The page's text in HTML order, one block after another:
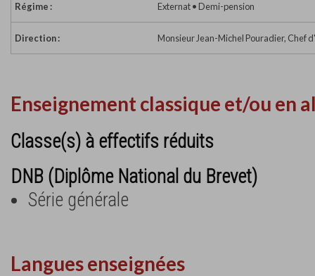
Régime : Externat • Demi-pension
Direction : Monsieur Jean-Michel Pouradier, Chef
Enseignement classique et/ou en
Classe(s) à effectifs réduits
DNB (Diplôme National du Brevet)
Série générale
Langues enseignées